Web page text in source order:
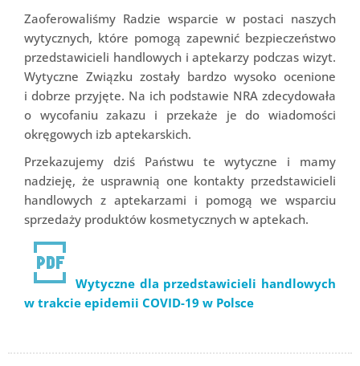
Zaoferowaliśmy Radzie wsparcie w postaci naszych
wytycznych, które pomogą zapewnić bezpieczeństwo
przedstawicieli handlowych i aptekarzy podczas wizyt.
Wytyczne Związku zostały bardzo wysoko ocenione
i dobrze przyjęte. Na ich podstawie NRA zdecydowała
o wycofaniu zakazu i przekaże je do wiadomości
okręgowych izb aptekarskich.
Przekazujemy dziś Państwu te wytyczne i mamy
nadzieję, że usprawnią one kontakty przedstawicieli
handlowych z aptekarzami i pomogą we wsparciu
sprzedaży produktów kosmetycznych w aptekach.
Wytyczne dla przedstawicieli handlowych
w trakcie epidemii COVID-19 w Polsce